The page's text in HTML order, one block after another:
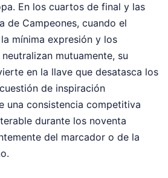
En los cuartos de final y las
de Campeones, cuando el
mínima expresión y los
mutuamente, su
en la llave que desatasca los
de inspiración
una consistencia competitiva
durante los noventa
del marcador o de la